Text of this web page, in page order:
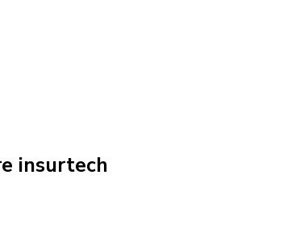
insurtech